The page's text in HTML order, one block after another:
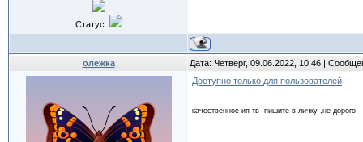
Статус:
олежка Дата: Четверг, 09.06.2022, 10:46 |
Доступно только для пользователей
качественное ип тв -пишите в личку ,не дорого